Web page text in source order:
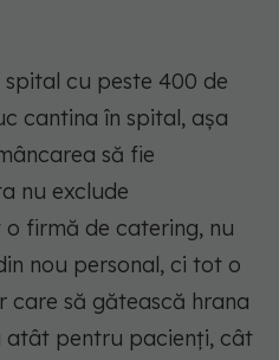
cu peste 400 de
cantina în spital, aşa
să fie
nu exclude
firmă de catering, nu
nou personal, ci tot o
care să gătească hrana
atât pentru pacienţi, cât